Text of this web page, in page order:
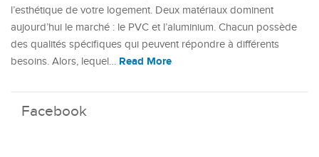
l’esthétique de votre logement. Deux matériaux dominent
aujourd’hui le marché : le PVC et l’aluminium. Chacun possède
des qualités spécifiques qui peuvent répondre à différents
besoins. Alors, lequel… Read More
Facebook